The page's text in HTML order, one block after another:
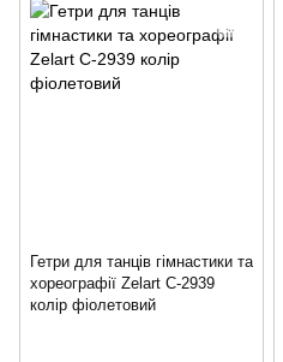
Гетри для танців гімнастики та
хореографії Zelart C-2939
колір фіолетовий